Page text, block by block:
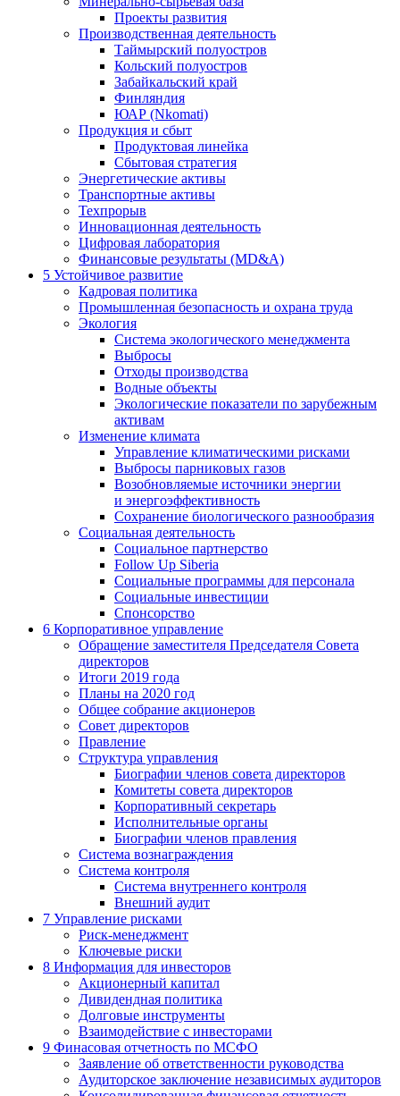
Проекты развития
Производственная деятельность
Таймырский полуостров
Кольский полуостров
Забайкальский край
Финляндия
ЮАР (Nkomati)
Продукция и сбыт
Продуктовая линейка
Сбытовая стратегия
Энергетические активы
Транспортные активы
Техпрорыв
Инновационная деятельность
Цифровая лаборатория
Финансовые результаты (MD&A)
5 Устойчивое развитие
Кадровая политика
Промышленная безопасность и охрана труда
Экология
Система экологического менеджмента
Выбросы
Отходы производства
Водные объекты
Экологические показатели по зарубежным
активам
Изменение климата
Управление климатическими рисками
Выбросы парниковых газов
Возобновляемые источники энергии
и энергоэффективность
Сохранение биологического разнообразия
Социальная деятельность
Социальное партнерство
Follow Up Siberia
Социальные программы для персонала
Социальные инвестиции
Спонсорство
6 Корпоративное управление
Обращение заместителя Председателя Совета
директоров
Итоги 2019 года
Планы на 2020 год
Общее собрание акционеров
Совет директоров
Правление
Структура управления
Биографии членов совета директоров
Комитеты совета директоров
Корпоративный секретарь
Исполнительные органы
Биографии членов правления
Система вознаграждения
Система контроля
Система внутреннего контроля
Внешний аудит
7 Управление рисками
Риск-менеджмент
Ключевые риски
8 Информация для инвесторов
Акционерный капитал
Дивидендная политика
Долговые инструменты
Взаимодействие с инвеcторами
9 Финасовая отчетность по МСФО
Заявление об ответственности руководства
Аудиторское заключение независимых аудиторов